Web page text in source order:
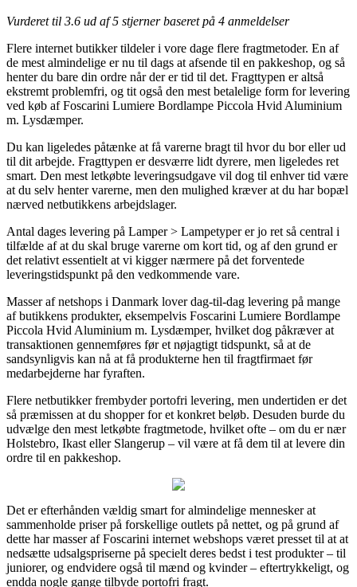
Vurderet til 3.6 ud af 5 stjerner baseret på 4 anmeldelser
Flere internet butikker tildeler i vore dage flere fragtmetoder. En af
de mest almindelige er nu til dags at afsende til en pakkeshop, og så
henter du bare din ordre når der er tid til det. Fragttypen er altså
ekstremt problemfri, og tit også den mest betalelige form for levering
ved køb af Foscarini Lumiere Bordlampe Piccola Hvid Aluminium
m. Lysdæmper.
Du kan ligeledes påtænke at få varerne bragt til hvor du bor eller ud
til dit arbejde. Fragttypen er desværre lidt dyrere, men ligeledes ret
smart. Den mest letkøbte leveringsudgave vil dog til enhver tid være
at du selv henter varerne, men den mulighed kræver at du har bopæl
nærved netbutikkens arbejdslager.
Antal dages levering på Lamper > Lampetyper er jo ret så central i
tilfælde af at du skal bruge varerne om kort tid, og af den grund er
det relativt essentielt at vi kigger nærmere på det forventede
leveringstidspunkt på den vedkommende vare.
Masser af netshops i Danmark lover dag-til-dag levering på mange
af butikkens produkter, eksempelvis Foscarini Lumiere Bordlampe
Piccola Hvid Aluminium m. Lysdæmper, hvilket dog påkræver at
transaktionen gennemføres før et nøjagtigt tidspunkt, så at de
sandsynligvis kan nå at få produkterne hen til fragtfirmaet før
medarbejderne har fyraften.
Flere netbutikker frembyder portofri levering, men undertiden er det
så præmissen at du shopper for et konkret beløb. Desuden burde du
udvælge den mest letkøbte fragtmetode, hvilket ofte – om du er nær
Holstebro, Ikast eller Slangerup – vil være at få dem til at levere din
ordre til en pakkeshop.
Det er efterhånden vældig smart for almindelige mennesker at
sammenholde priser på forskellige outlets på nettet, og på grund af
dette har masser af Foscarini internet webshops været presset til at at
nedsætte udsalgspriserne på specielt deres bedst i test produkter – til
juniorer, og endvidere også til mænd og kvinder – eftertrykkeligt, og
endda nogle gange tilbyde portofri fragt.